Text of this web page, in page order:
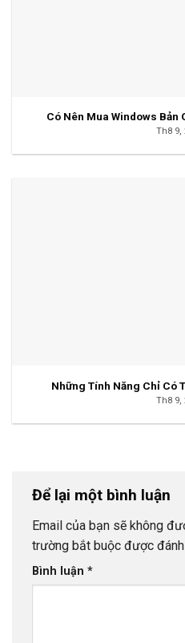
Có Nên Mua Windows Bản
Th8 9,
Những Tính Năng Chỉ Có
Th8 9,
Để lại một bình luận
Email của bạn sẽ không
trường bắt buộc được
Bình luận *